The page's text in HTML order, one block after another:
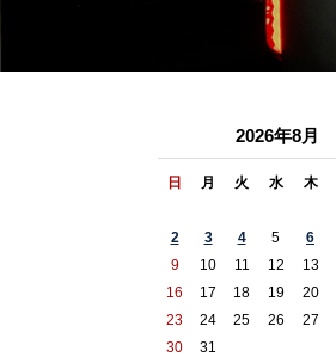
2026年8月
日 月 火 水 木
2
3 4 5 6
9
10 11 12 13
16
17 18 19 20
23
24 25 26 27
30
31